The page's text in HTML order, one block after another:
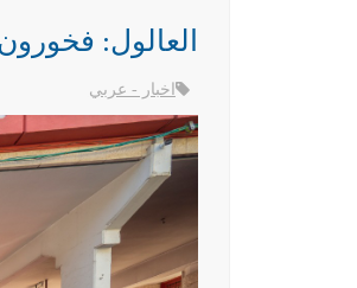
العالول: فخورون
اخبار - عربي